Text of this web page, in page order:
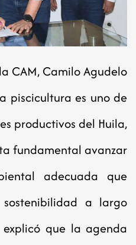
CAM, Camilo Agudelo
piscicultura es uno de
productivos del Huila,
fundamental avanzar
adecuada que
a largo
explicó que la agenda